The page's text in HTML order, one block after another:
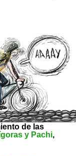
de las
y Pachi,